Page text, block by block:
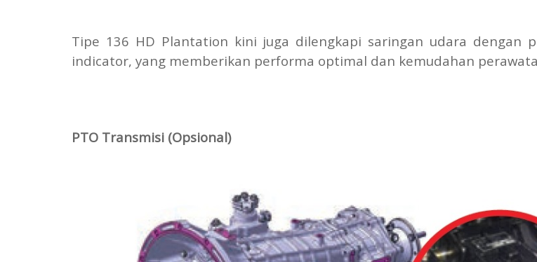
Tipe 136 HD Plantation kini juga dilengkapi saringan udara dengan
indicator, yang memberikan performa optimal dan kemudahan
PTO Transmisi (Opsional)